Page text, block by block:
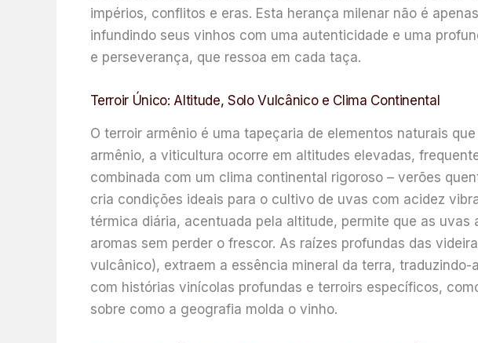
impérios, conflitos e eras. Esta herança milenar não é
infundindo seus vinhos com uma autenticidade e uma
e perseverança, que ressoa em cada taça.
Terroir Único: Altitude, Solo Vulcânico e Clima Continental
O terroir armênio é uma tapeçaria de elementos naturais
armênio, a viticultura ocorre em altitudes elevadas,
combinada com um clima continental rigoroso – verões
cria condições ideais para o cultivo de uvas com acidez
térmica diária, acentuada pela altitude, permite que as
aromas sem perder o frescor. As raízes profundas das
vulcânico), extraem a essência mineral da terra,
com histórias vinícolas profundas e terroirs específicos,
sobre como a geografia molda o vinho.